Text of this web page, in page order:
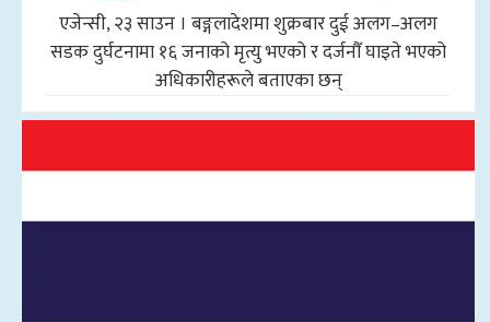
एजेन्सी, २३ साउन । बङ्गलादेशमा शुक्रबार दुई अलग–अलग
सडक दुर्घटनामा १६ जनाको मृत्यु भएको र दर्जनौँ घाइते भएको
अधिकारीहरूले बताएका छन्